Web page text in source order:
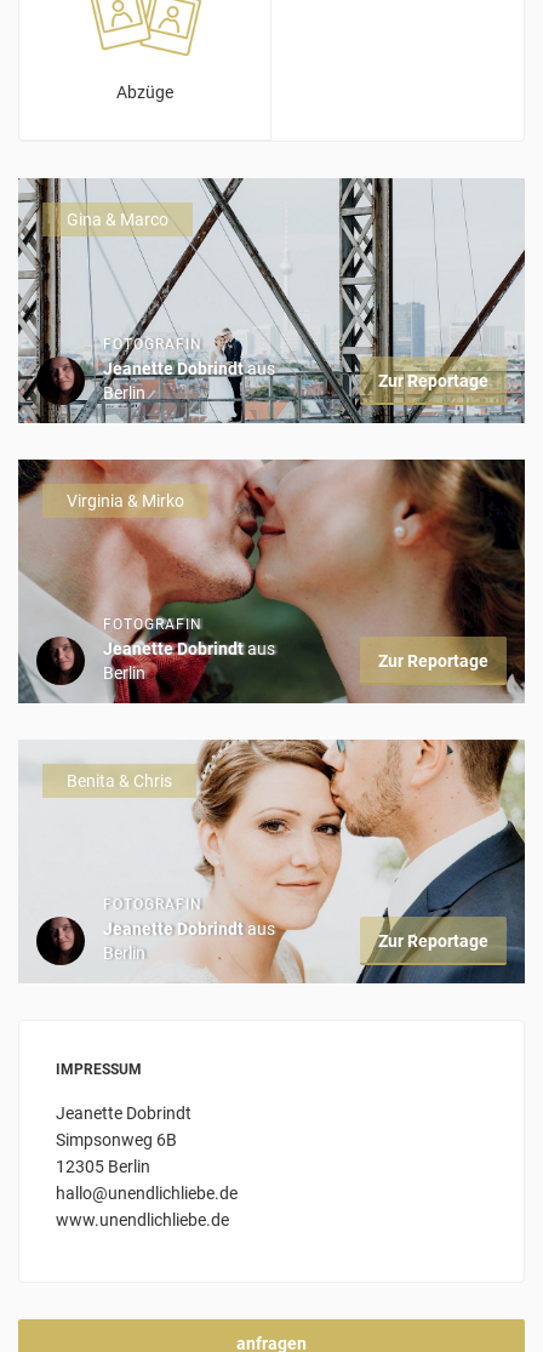
Abzüge
Gina & Marco
Zur Reportage
FOTOGRAFIN
Jeanette Dobrindtaus
Berlin
Virginia & Mirko
Zur Reportage
FOTOGRAFIN
Jeanette Dobrindtaus
Berlin
Benita & Chris
Zur Reportage
FOTOGRAFIN
Jeanette Dobrindtaus
Berlin
IMPRESSUM
Jeanette Dobrindt
Simpsonweg 6B
12305 Berlin
hallo@unendlichliebe.de
www.unendlichliebe.de
anfragen